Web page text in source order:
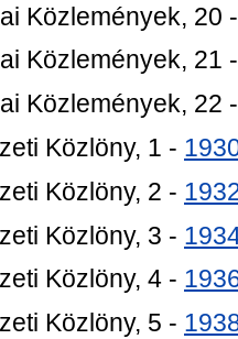
Közlemények, 20
Közlemények, 21
Közlemények, 22
Közlöny, 1 -
Közlöny, 2 -
Közlöny, 3 -
Közlöny, 4 -
Közlöny, 5 -